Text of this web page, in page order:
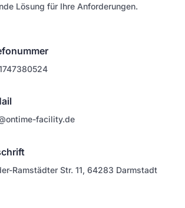
Lösung für Ihre Anforderungen.
facility.de
Ramstädter Str. 11, 64283 Darmstadt